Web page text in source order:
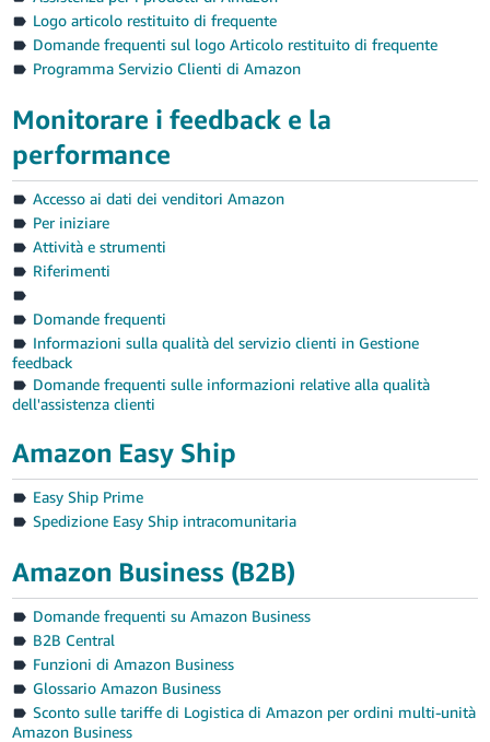
Logo articolo restituito di frequente
Domande frequenti sul logo Articolo restituito di frequente
Programma Servizio Clienti di Amazon
Monitorare i feedback e la
performance
Accesso ai dati dei venditori Amazon
Per iniziare
Attività e strumenti
Riferimenti
Domande frequenti
Informazioni sulla qualità del servizio clienti in Gestione
feedback
Domande frequenti sulle informazioni relative alla qualità
dell'assistenza clienti
Amazon Easy Ship
Easy Ship Prime
Spedizione Easy Ship intracomunitaria
Amazon Business (B2B)
Domande frequenti su Amazon Business
B2B Central
Funzioni di Amazon Business
Glossario Amazon Business
Sconto sulle tariffe di Logistica di Amazon per ordini multi-unità
Amazon Business